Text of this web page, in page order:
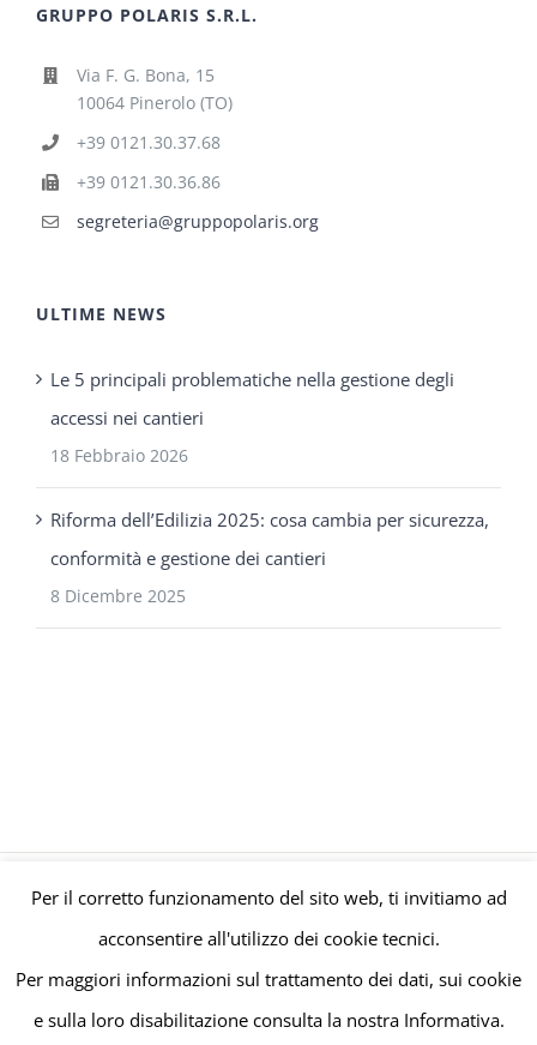
GRUPPO POLARIS S.R.L.
Via F. G. Bona, 15
10064 Pinerolo (TO)
+39 0121.30.37.68
+39 0121.30.36.86
segreteria@gruppopolaris.org
ULTIME NEWS
Le 5 principali problematiche nella gestione degli
accessi nei cantieri
18 Febbraio 2026
Riforma dell’Edilizia 2025: cosa cambia per sicurezza,
conformità e gestione dei cantieri
8 Dicembre 2025
© Gruppo Polaris P.IVA C.F. Iscriz. CCIAA 08671820010 |Privacy e
Cookie Policy | Powered bymeltingmedia.it
FacebookLinkedInYouTube
Per il corretto funzionamento del sito web, ti invitiamo ad
acconsentire all'utilizzo dei cookie tecnici.
Per maggiori informazioni sul trattamento dei dati, sui cookie
e sulla loro disabilitazione consulta la nostra Informativa.